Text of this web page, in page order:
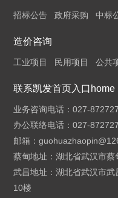
招标公告 政府采购 中标
造价咨询
工业项目 民用项目 公共
联系凯发首页入口home
业务咨询电话：027-
办公联络电话：027-
邮箱：
蔡甸地址：湖北省武汉市
武昌地址：湖北省武汉市
10楼